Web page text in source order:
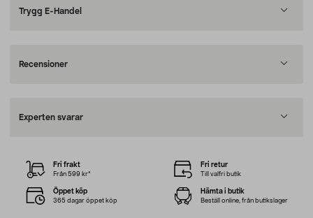
Trygg E-Handel
Recensioner
Experten svarar
Fri frakt
Från 599 kr*
Fri retur
Till valfri butik
Öppet köp
365 dagar öppet köp
Hämta i butik
Beställ online, från butikslager